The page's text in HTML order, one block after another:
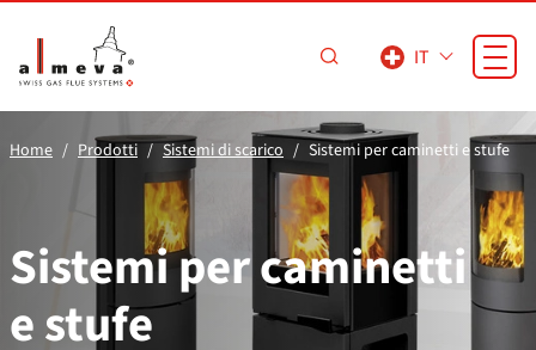
IT
Home Prodotti Sistemi di scarico Sistemi per caminetti e stufe
Sistemi per caminetti
e stufe